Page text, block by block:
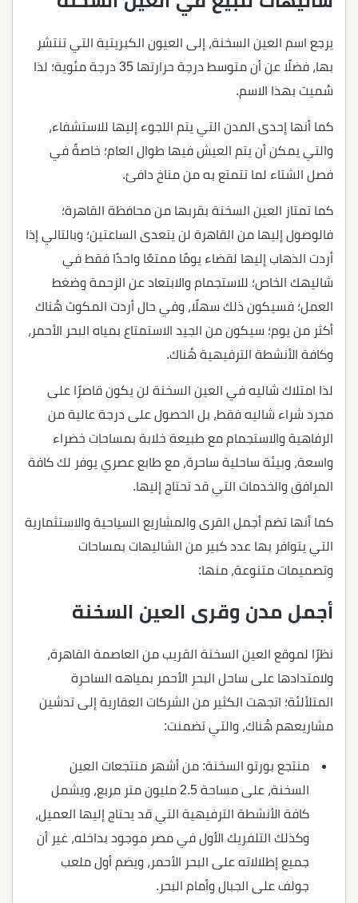
يرجع اسم العين السخنة، إلى العيون الكبريتية التي تنتشر
بها، فضلًا عن أن متوسط درجة حرارتها 35 درجة مئوية؛ لذا
سُميت بهذا الاسم.
كما أنها إحدى المدن التي يتم اللجوء إليها للاستشفاء،
والتي يمكن أن يتم العيش فيها طوال العام؛ خاصةً في
فصل الشتاء لما تتمتع به من مناخ دافئ.
كما تمتاز العين السخنة بقربها من محافظة القاهرة؛
فالوصول إليها من القاهرة لن يتعدى الساعتين؛ وبالتالي إذا
أردت الذهاب إليها لقضاء يومًا ممتعًا واحدًا فقط في
شاليهك الخاص؛ للاستجمام والابتعاد عن الزحمة وضغط
العمل؛ فسيكون ذلك سهلًا، وفي حال أردت المكوث هُناك
أكثر من يوم؛ سيكون من الجيد الاستمتاع بمياه البحر الأحمر،
وكافة الأنشطة الترفيهية هُناك.
لذا امتلاك شاليه في العين السخنة لن يكون قاصرًا على
مجرد شراء شاليه فقط، بل الحصول على درجة عالية من
الرفاهية والاستجمام مع طبيعة خلابة بمساحات خضراء
واسعة، وبيئة ساحلية ساحرة، مع طابع عصري يوفر لك كافة
المرافق والخدمات التي قد تحتاج إليها.
كما أنها تضم أجمل القرى والمشاريع السياحية والاستثمارية
التي يتوافر بها عدد كبير من الشاليهات بمساحات
وتصميمات متنوعة، منها:
أجمل مدن وقرى العين السخنة
نظرًا لموقع العين السخنة القريب من العاصمة القاهرة،
ولامتدادها على ساحل البحر الأحمر بمياهه الساحرة
المتلألئة؛ اتجهت الكثير من الشركات العقارية إلى تدشين
مشاريعهم هُناك، والتي تضمنت:
منتجع بورتو السخنة: من أشهر منتجعات العين
السخنة، على مساحة 2.5 مليون متر مربع، ويشمل
كافة الأنشطة الترفيهية التي قد يحتاج إليها العميل،
وكذلك التلفريك الأول في مصر موجود بداخله، غير أن
جميع إطلالاته على البحر الأحمر، ويضم أول ملعب
جولف على الجبال وأمام البحر.